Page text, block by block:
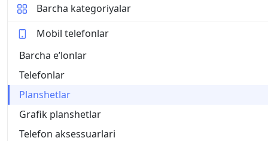
Barcha kategoriyalar
Mobil telefonlar
Barcha eʼlonlar
Telefonlar
Planshetlar
Grafik planshetlar
Telefon aksessuarlari